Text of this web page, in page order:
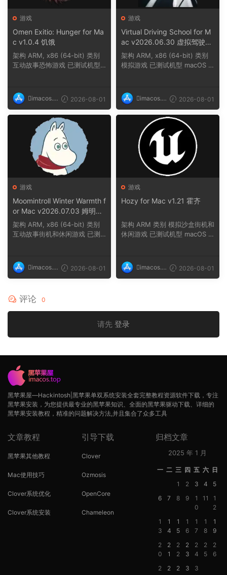
游戏
Omen Exitio: Hunger for Ma
c v1.0.4 饥饿
架构 ARM, x86 (64-bit) 类别
互动故事恐怖游戏 已测试机型
imacos.t
op
2026-08-01
游戏
Virtual Driving School for M
ac v2026.06.30 虚拟驾驶学
校
架构 ARM, x86 (64-bit) 类别
模拟游戏 已测试机型 macOS T
imacos.t
op
2026-08-01
游戏
Moomintroll Winter Warmth f
or Mac v2026.07.03 姆明冬
日暖阳
架构 ARM, x86 (64-bit) 类别
互动故事街机和休闲游戏 已测
imacos.t
op
2026-08-01
游戏
Hozy for Mac v1.21 霍齐
架构 ARM 类别 模拟沙盒街机和
休闲游戏 已测试机型 macOS T
imacos.t
op
2026-08-01
评论 0
请先 登录
黑苹果屋—Hackintosh|黑苹果单双系统安装全套完整教程资源软件下载，专注
黑苹果安装，为您提供最专业的黑苹果知识、全面的黑苹果驱动下载、详细的
黑苹果安装教程，精准的问题解决方法,并且集合了众多工具
文章教程
黑苹果其他教程
Mac使用技巧
Clover系统优化
Clover系统安装
引导下载
Clover
Ozmosis
OpenCore
Chameleon
归档文章
2025 年 1 月
一 二 三 四 五 六 日
1
2 3 4
5
6
7 8 9
1
0
11
1
2
1
3
1
4
1
5
1
6
1
7
1
8
1
9
2
0
2
1
2
2
2
3
2
4
2
5
2
6
2
2
2
3
3